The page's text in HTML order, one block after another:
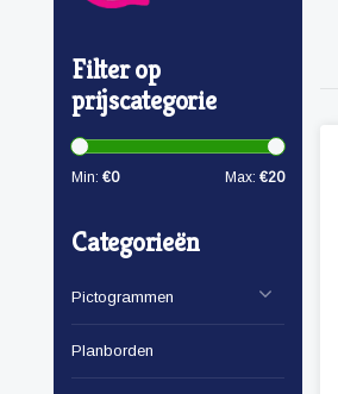
Filter op
prijscategorie
Min: €0 Max: €20
Categorieën
Pictogrammen
Planborden